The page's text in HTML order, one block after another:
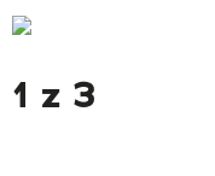
1 z 3